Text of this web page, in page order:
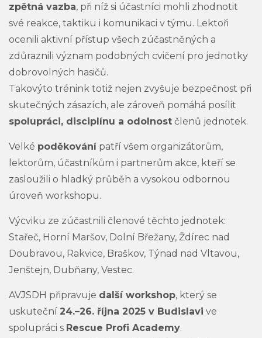
zpětná vazba, při níž si účastníci mohli zhodnotit
své reakce, taktiku i komunikaci v týmu. Lektoři
ocenili aktivní přístup všech zúčastněných a
zdůraznili význam podobných cvičení pro jednotky
dobrovolných hasičů.
Takovýto trénink totiž nejen zvyšuje bezpečnost při
skutečných zásazích, ale zároveň pomáhá posílit
spolupráci, disciplínu a odolnost členů jednotek.
Velké poděkovánípatří všem organizátorům,
lektorům, účastníkům i partnerům akce, kteří se
zasloužili o hladký průběh a vysokou odbornou
úroveň workshopu.
Výcviku ze zúčastnili členové těchto jednotek:
Stařeč, Horní Maršov, Dolní Břežany, Ždírec nad
Doubravou, Rakvice, Braškov, Týnad nad Vltavou,
Jenštejn, Dubňany, Vestec.
AVJSDH připravuje další workshop, který se
uskuteční 24.–26. října 2025 v Budislavi ve
spolupráci s Rescue Profi Academy.